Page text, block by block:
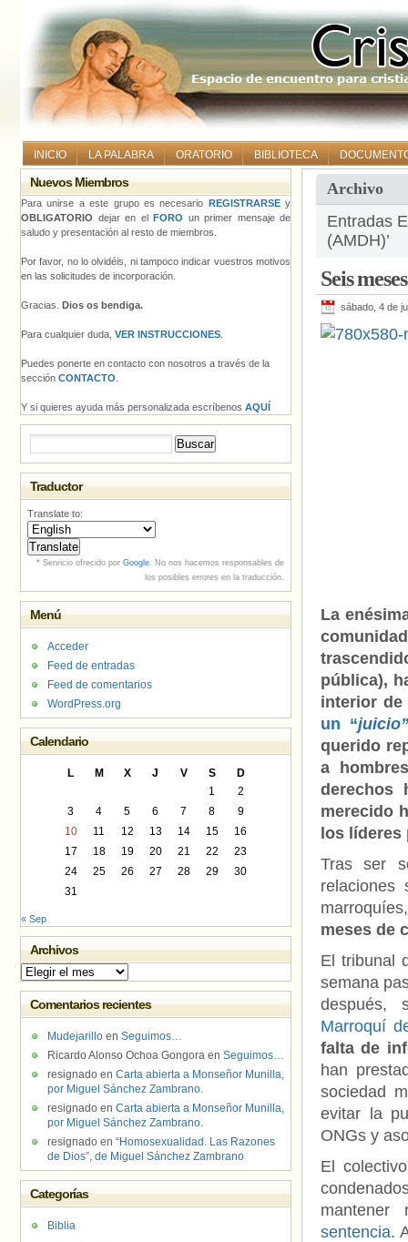
INICIO LA PALABRA ORATORIO BIBLIOTECA
Archivo
Entradas
(AMDH)’
Seis
sábado, 4 de
La
pública),
interior
un “juicio”
querido
a
derechos
merecido
los
Tras ser
relaciones
meses de
El tribunal
semana
después,
Marroquí
falta de
han
sociedad
evitar la
ONGs y
El
sentencia.
Nuevos Miembros
Para unirse a este grupo es necesario REGISTRARSEy
OBLIGATORIO dejar en el FORO un primer mensaje de
saludo y presentación al resto de miembros.
Por favor, no lo olvidéis, ni tampoco indicar vuestros motivos
en las solicitudes de incorporación.
Gracias. Dios os bendiga.
Para cualquier duda, VER INSTRUCCIONES
Puedes ponerte en contacto con nosotros a través de la
sección CONTACTO
Y si quieres ayuda más personalizada escríbenos AQUÍ
Traductor
Translate to:
* Servicio ofrecido por Google. No nos hacemos responsables de
los posibles errores en la traducción.
Menú
Acceder
Feed de entradas
Feed de comentarios
WordPress.org
Calendario
L M X J V S
D
1
2
3
4 5 6 7 8
9
10
11 12 13 14 15
16
17
18 19 20 21 22
23
24
25 26 27 28 29
30
31
« Sep
Archivos
Archivos
Comentarios recientes
Mudejarillo en Seguimos…
Ricardo Alonso Ochoa Gongora en Seguimos…
resignado en Carta abierta a Monseñor Munilla,
por Miguel Sánchez Zambrano.
resignado en Carta abierta a Monseñor Munilla,
por Miguel Sánchez Zambrano.
resignado en “Homosexualidad. Las Razones
de Dios”, de Miguel Sánchez Zambrano
Categorías
Biblia